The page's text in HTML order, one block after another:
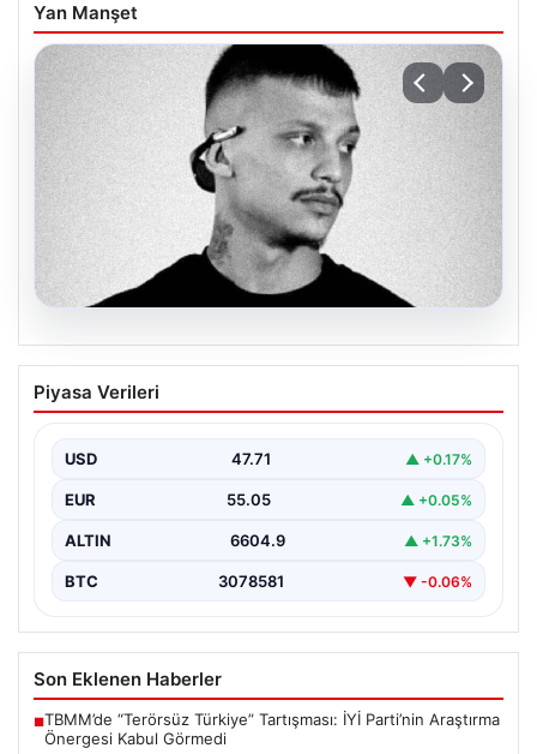
Yan Manşet
06.08.2026
Klibinde silah kullanan rapçi Yuşa
Keskin ile 3 şüpheli adli kontrol ile
Piyasa Verileri
USD 47.71 ▲ +0.17%
EUR 55.05 ▲ +0.05%
ALTIN 6604.9 ▲ +1.73%
BTC 3078581 ▼ -0.06%
Son Eklenen Haberler
■TBMM’de “Terörsüz Türkiye” Tartışması: İYİ Parti’nin Araştırma
Önergesi Kabul Görmedi